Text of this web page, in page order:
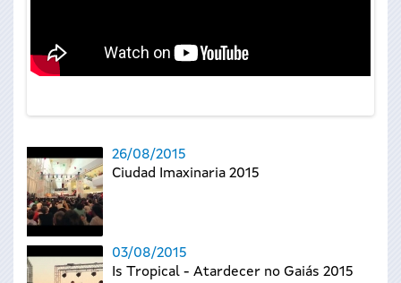
26/08/2015
Ciudad Imaxinaria 2015
03/08/2015
Is Tropical - Atardecer no Gaiás 2015